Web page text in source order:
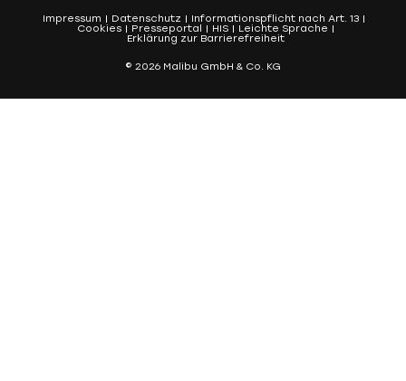
Impressum Datenschutz
Informationspflicht nach Art. 13
Cookies
Presseportal HIS
Leichte Sprache
Erklärung zur Barrierefreiheit
© 2026 Malibu GmbH & Co. KG